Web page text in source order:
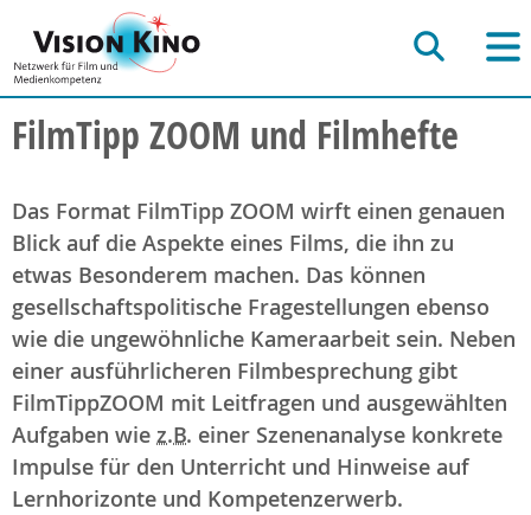
FilmTipp ZOOM und Filmhefte
Das Format FilmTipp ZOOM wirft einen genauen
Blick auf die Aspekte eines Films, die ihn zu
etwas Besonderem machen. Das können
gesellschaftspolitische Fragestellungen ebenso
wie die ungewöhnliche Kameraarbeit sein. Neben
einer ausführlicheren Filmbesprechung gibt
FilmTippZOOM mit Leitfragen und ausgewählten
Aufgaben wie z.B. einer Szenenanalyse konkrete
Impulse für den Unterricht und Hinweise auf
Lernhorizonte und Kompetenzerwerb.